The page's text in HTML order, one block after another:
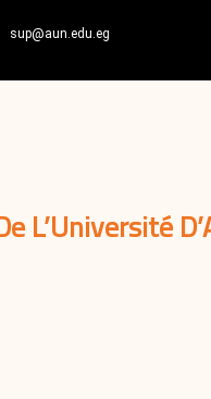
sup@aun.edu.eg
L’Université